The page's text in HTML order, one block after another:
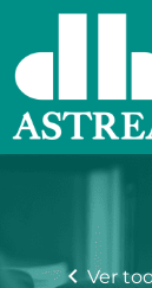
chevron_leftVer